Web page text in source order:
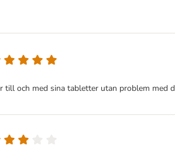
till och med sina tabletter utan problem med